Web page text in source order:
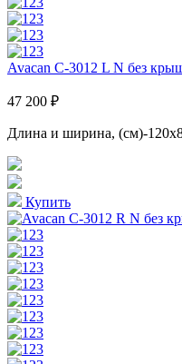
Avacan C-3012 L N без
47 200 ₽
Длина и ширина, (см)-
Купить